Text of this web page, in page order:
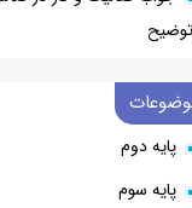
توضیح
پایه دوم
پایه سوم